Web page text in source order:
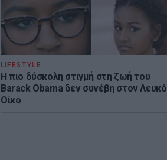
LIFESTYLE
Η πιο δύσκολη στιγμή στη ζωή του
Barack Obama δεν συνέβη στον Λευκό
Οίκο